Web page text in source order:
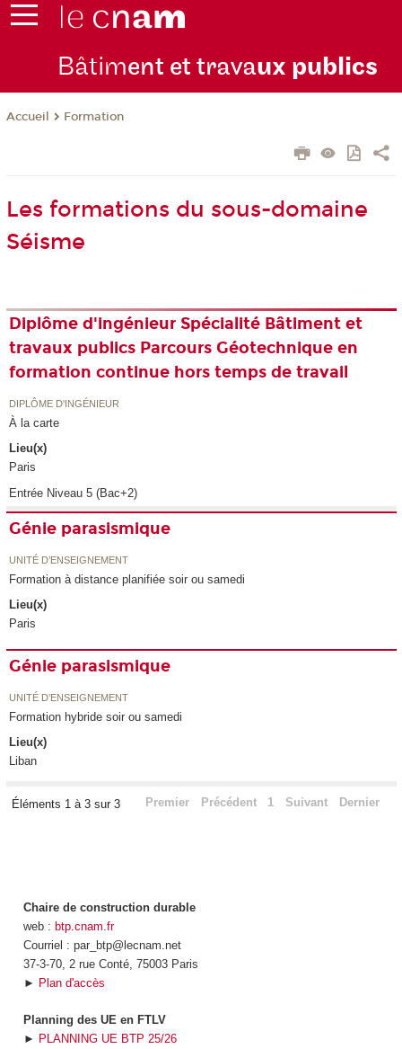
Bâtiment et travaux publics
Accueil Formation
Les formations du sous-domaine
Séisme
Diplôme d'ingénieur Spécialité Bâtiment et
travaux publics Parcours Géotechnique en
formation continue hors temps de travail
DIPLÔME D'INGÉNIEUR
À la carte
Lieu(x)
Paris
Entrée Niveau 5 (Bac+2)
Génie parasismique
UNITÉ D’ENSEIGNEMENT
Formation à distance planifiée soir ou samedi
Lieu(x)
Paris
Génie parasismique
UNITÉ D’ENSEIGNEMENT
Formation hybride soir ou samedi
Lieu(x)
Liban
Éléments 1 à 3 sur 3 Premier Précédent 1 Suivant Dernier
Chaire de construction durable
web : btp.cnam.fr
Courriel : par_btp@lecnam.net
37-3-70, 2 rue Conté, 75003 Paris
► Plan d'accès
Planning des UE en FTLV
► PLANNING UE BTP 25/26